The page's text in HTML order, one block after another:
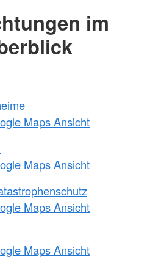
im
Maps Ansicht
Maps Ansicht
Maps Ansicht
Maps Ansicht